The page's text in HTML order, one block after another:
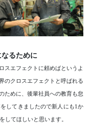
るために
スエフェクトに頼めばというよ
のクロスエフェクトと呼ばれる
ために、後輩社員への教育も怠
してきましたので新人にも1か
してほしいと思います。